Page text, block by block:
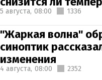
5 августа, 08:00 1336
"Жаркая волна"
синоптик
изменения
4 августа, 08:00 2352